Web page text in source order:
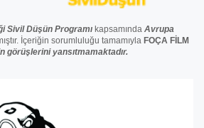
Sivil Düşün Programı kapsamında Avrupa
İçeriğin sorumluluğu tamamıyla FOÇA FİLM
görüşlerini yansıtmamaktadır.